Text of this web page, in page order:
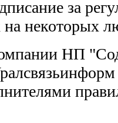
за
на некоторых
НП